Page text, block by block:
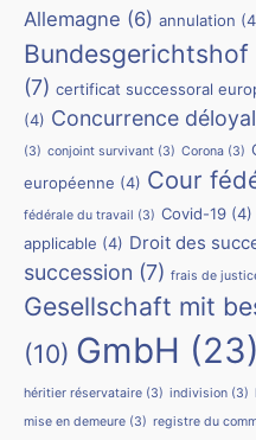
Allemagne (6) annulation
Bundesgerichtshof
(7) certificat successoral
(4) Concurrence
(3) conjoint survivant (3) Corona (3)
européenne (4) Cour
fédérale du travail (3) Covid-19 (4)
applicable (4) Droit des
succession (7) frais de
Gesellschaft mit
(10) GmbH (23)
héritier réservataire (3) indivision (3)
mise en demeure (3) registre du